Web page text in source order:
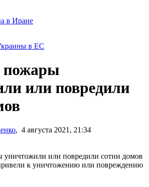
в Иране
в ЕС
пожары
или повредили
, 4 августа 2021, 21:34
к уничтожению или повреждению